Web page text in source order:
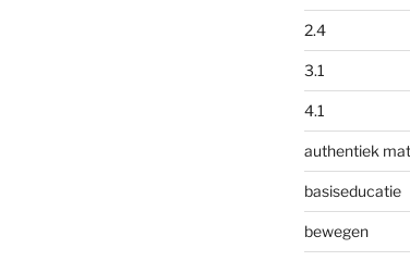
2.4
3.1
4.1
authentiek
basiseducatie
bewegen